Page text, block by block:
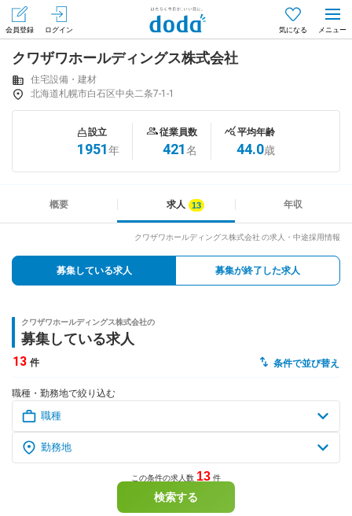
会員登録 ログイン 気になる
会員登録（無料）
はじめてdodaをご利用される方へ
求人を紹介してもらう
知りたい・聞きたい
専門サイト
対応時間：10:00～22:00(日曜・年末年始を除く)
自動案内は24時間365日対応
転職の「モヤモヤ」、一人で悩まず
気軽に相談してみませんか？
dodaの使い方は？
クワザワホールディングス株式会社
住宅設備・建材
北海道札幌市白石区中央二条7-1-1
設立
1951年
従業員数
421名
平均年齢
44.0歳
概要 求人 年収
クワザワホールディングス株式会社 の求人・中途採用情報
募集している求人 募集が終了した求人
クワザワホールディングス株式会社の
募集している求人
13 件 条件で並び替え
職種・勤務地で絞り込む
この条件の求人数 13 件
検索する